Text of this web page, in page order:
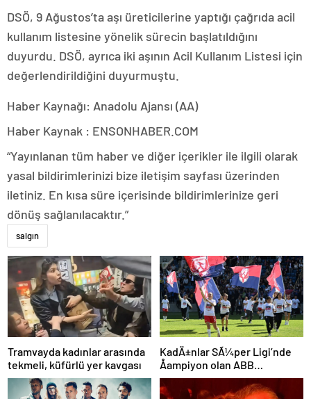
DSÖ, 9 Ağustos’ta aşı üreticilerine yaptığı çağrıda acil
kullanım listesine yönelik sürecin başlatıldığını
duyurdu. DSÖ, ayrıca iki aşının Acil Kullanım Listesi için
değerlendirildiğini duyurmuştu.
Haber Kaynağı: Anadolu Ajansı (AA)
Haber Kaynak : ENSONHABER.COM
“Yayınlanan tüm haber ve diğer içerikler ile ilgili olarak
yasal bildirimlerinizi bize iletişim sayfası üzerinden
iletiniz. En kısa süre içerisinde bildirimlerinize geri
dönüş sağlanılacaktır.”
salgın
Tramvayda kadınlar arasında
tekmeli, küfürlü yer kavgası
KadÄ±nlar SÃ¼per Ligi’nde
Åampiyon olan ABB
Fomget’ten FenerbahÃ§e’ye
gÃ¶nderme